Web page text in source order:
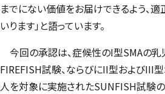
までにない価値をお届けできるよう、
いります」と語っています。
今回の承認は、症候性のI型SMAの
FIREFISH試験、ならびにII型およびIII
人を対象に実施されたSUNFISH試験の